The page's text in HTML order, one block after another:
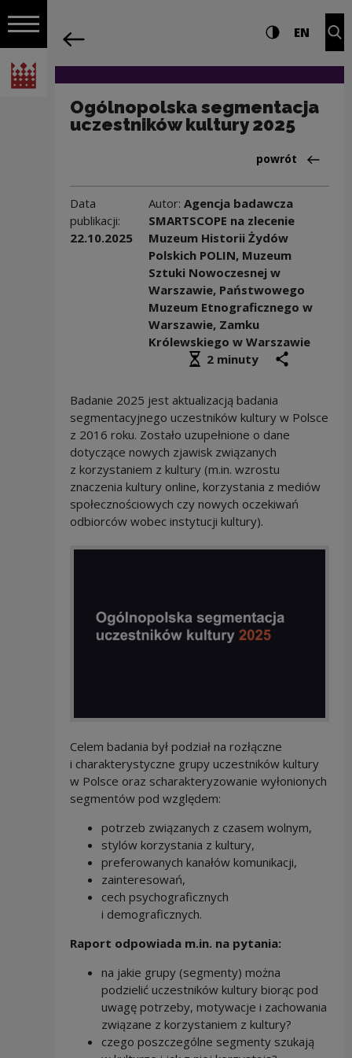
Włącz nawigację
Narodowe Centrum Kultury
Nawigacja Ustawienia i Wysoki
EN
Ogólnopolska segmentacja
uczestników kultury 2025
Powrót do:Baza
powrót
Data
publikacji:
22.10.2025
Autor: Agencja badawcza
SMARTSCOPE na zlecenie
Muzeum Historii Żydów
Polskich POLIN, Muzeum
Sztuki Nowoczesnej w
Warszawie, Państwowego
Muzeum Etnograficznego w
Warszawie, Zamku
Królewskiego w Warszawie
Średni czas czytania
2 minuty
Badanie 2025 jest aktualizacją badania
segmentacyjnego uczestników kultury w Polsce
z 2016 roku. Zostało uzupełnione o dane
dotyczące nowych zjawisk związanych
z korzystaniem z kultury (m.in. wzrostu
znaczenia kultury online, korzystania z mediów
społecznościowych czy nowych oczekiwań
odbiorców wobec instytucji kultury).
Celem badania był podział na rozłączne
i charakterystyczne grupy uczestników kultury
w Polsce oraz scharakteryzowanie wyłonionych
segmentów pod względem:
potrzeb związanych z czasem wolnym,
stylów korzystania z kultury,
preferowanych kanałów komunikacji,
zainteresowań,
cech psychograficznych
i demograficznych.
Raport odpowiada m.in. na pytania:
na jakie grupy (segmenty) można
podzielić uczestników kultury biorąc pod
uwagę potrzeby, motywacje i zachowania
związane z korzystaniem z kultury?
czego poszczególne segmenty szukają